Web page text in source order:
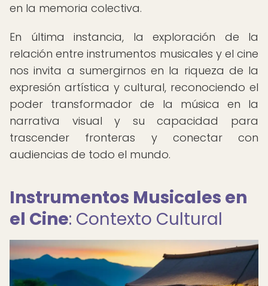
en la memoria colectiva.
En última instancia, la exploración de la
relación entre instrumentos musicales y el cine
nos invita a sumergirnos en la riqueza de la
expresión artística y cultural, reconociendo el
poder transformador de la música en la
narrativa visual y su capacidad para
trascender fronteras y conectar con
audiencias de todo el mundo.
Instrumentos Musicales en
el Cine: Contexto Cultural